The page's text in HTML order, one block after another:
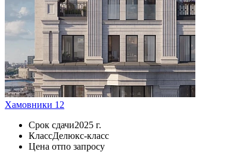
Хамовники 12
Срок сдачи2025 г.
КлассДелюкс-класс
Цена отпо запросу